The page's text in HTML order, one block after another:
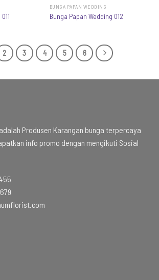
BUNGA PAPAN WEDDING
Bunga Papan Wedding 012
2 3 4 5 6
Produsen Karangan bunga terpercaya
info promo dengan mengikuti Sosial